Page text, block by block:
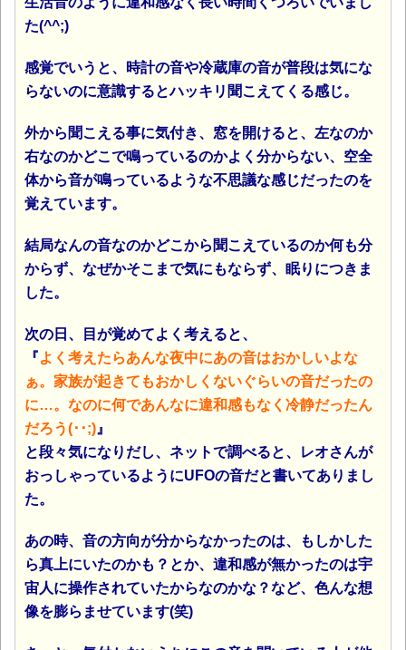
た(^^;)
感覚でいうと、時計の音や冷蔵庫の音が普段は気にな
らないのに意識するとハッキリ聞こえてくる感じ。
外から聞こえる事に気付き、窓を開けると、左なのか
右なのかどこで鳴っているのかよく分からない、空全
体から音が鳴っているような不思議な感じだったのを
覚えています。
結局なんの音なのかどこから聞こえているのか何も分
からず、なぜかそこまで気にもならず、眠りにつきま
した。
次の日、目が覚めてよく考えると、
『よく考えたらあんな夜中にあの音はおかしいよな
ぁ。家族が起きてもおかしくないぐらいの音だったの
に…。なのに何であんなに違和感もなく冷静だったん
だろう(･･;)』
と段々気になりだし、ネットで調べると、レオさんが
おっしゃっているようにUFOの音だと書いてありまし
た。
あの時、音の方向が分からなかったのは、もしかした
ら真上にいたのかも？とか、違和感が無かったのは宇
宙人に操作されていたからなのかな？など、色んな想
像を膨らませています(笑)